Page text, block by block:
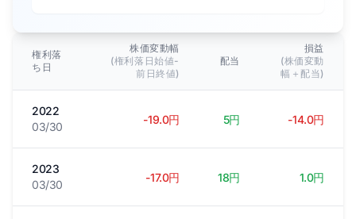
権利落
ち日
株価変動幅
(権利落日始値-
前日終値)
配当
損益
(株価変動
幅＋配当)
2022
03/30
-19.0円 5円 -14.0円
2023
03/30
-17.0円 18円 1.0円